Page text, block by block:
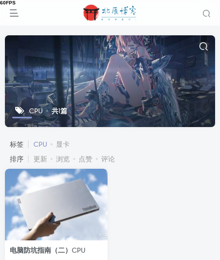
CPU 共1篇
标签 CPU
显卡
排序
更新 浏览 点赞 评论
电脑防坑指南（二）CPU